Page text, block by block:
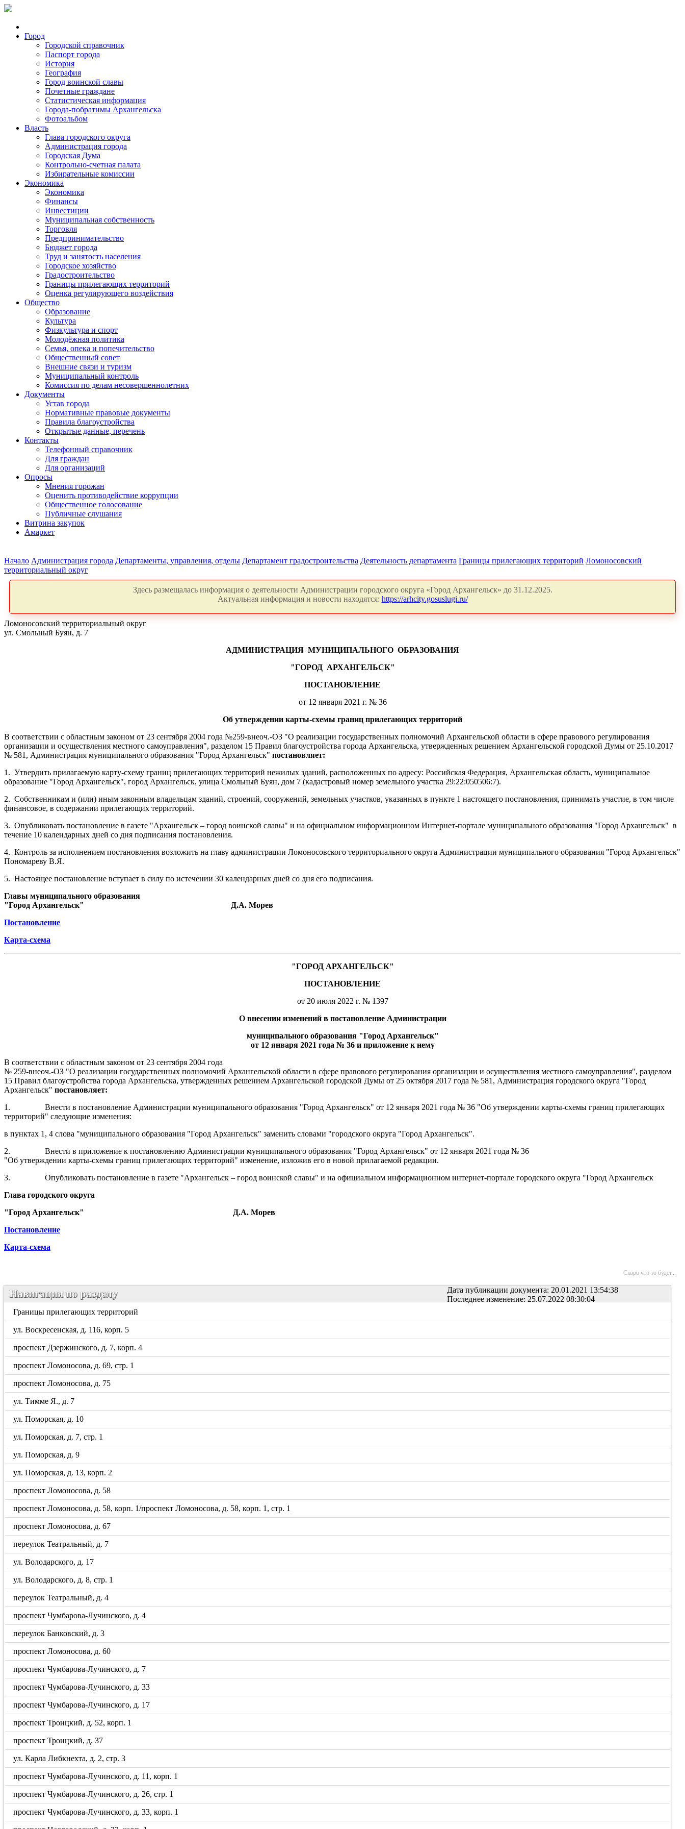
Город
Городской справочник
Паспорт города
История
География
Город воинской славы
Почетные граждане
Статистическая информация
Города-побратимы Архангельска
Фотоальбом
Власть
Глава городского округа
Администрация города
Городская Дума
Контрольно-счетная палата
Избирательные комиссии
Экономика
Экономика
Финансы
Инвестиции
Муниципальная собственность
Торговля
Предпринимательство
Бюджет города
Труд и занятость населения
Городское хозяйство
Градостроительство
Границы прилегающих территорий
Оценка регулирующего воздействия
Общество
Образование
Культура
Физкультура и спорт
Молодёжная политика
Семья, опека и попечительство
Общественный совет
Внешние связи и туризм
Муниципальный контроль
Комиссия по делам несовершеннолетних
Документы
Устав города
Нормативные правовые документы
Правила благоустройства
Открытые данные, перечень
Контакты
Телефонный справочник
Для граждан
Для организаций
Опросы
Мнения горожан
Оценить противодействие коррупции
Общественное голосование
Публичные слушания
Витрина закупок
Амаркет
Начало Администрация города Департаменты, управления, отделы Департамент градостроительства Деятельность департамента Границы прилегающих территорий Ломоносовский
территориальный округ
Здесь размещалась информация о деятельности Администрации городского округа «Город Архангельск» до 31.12.2025.
Актуальная информация и новости находятся: https://arhcity.gosuslugi.ru/
Ломоносовский территориальный округ
ул. Смольный Буян, д. 7
АДМИНИСТРАЦИЯ МУНИЦИПАЛЬНОГО ОБРАЗОВАНИЯ
"ГОРОД АРХАНГЕЛЬСК"
ПОСТАНОВЛЕНИЕ
от 12 января 2021 г. № 36
Об утверждении карты-схемы границ прилегающих территорий
В соответствии с областным законом от 23 сентября 2004 года №259-внеоч.-ОЗ "О реализации государственных полномочий Архангельской области в сфере правового регулирования
организации и осуществления местного самоуправления", разделом 15 Правил благоустройства города Архангельска, утвержденных решением Архангельской городской Думы от 25.10.2017
№ 581, Администрация муниципального образования "Город Архангельск" постановляет:
1. Утвердить прилагаемую карту-схему границ прилегающих территорий нежилых зданий, расположенных по адресу: Российская Федерация, Архангельская область, муниципальное
образование "Город Архангельск", город Архангельск, улица Смольный Буян, дом 7 (кадастровый номер земельного участка 29:22:050506:7).
2. Собственникам и (или) иным законным владельцам зданий, строений, сооружений, земельных участков, указанных в пункте 1 настоящего постановления, принимать участие, в том числе
финансовое, в содержании прилегающих территорий.
3. Опубликовать постановление в газете "Архангельск – город воинской славы" и на официальном информационном Интернет-портале муниципального образования "Город Архангельск" в
течение 10 календарных дней со дня подписания постановления.
4. Контроль за исполнением постановления возложить на главу администрации Ломоносовского территориального округа Администрации муниципального образования "Город Архангельск"
Пономареву В.Я.
5. Настоящее постановление вступает в силу по истечении 30 календарных дней со дня его подписания.
Главы муниципального образования
"Город Архангельск"
Д.А. Морев
Постановление
Карта-схема
"ГОРОД АРХАНГЕЛЬСК"
ПОСТАНОВЛЕНИЕ
от 20 июля 2022 г. № 1397
О внесении изменений в постановление Администрации
муниципального образования "Город Архангельск"
от 12 января 2021 года № 36 и приложение к нему
В соответствии с областным законом от 23 сентября 2004 года
№ 259-внеоч.-ОЗ "О реализации государственных полномочий Архангельской области в сфере правового регулирования организации и осуществления местного самоуправления", разделом
15 Правил благоустройства города Архангельска, утвержденных решением Архангельской городской Думы от 25 октября 2017 года № 581, Администрация городского округа "Город
Архангельск" постановляет:
1.
Внести в постановление Администрации муниципального образования "Город Архангельск" от 12 января 2021 года № 36 "Об утверждении карты-схемы границ прилегающих
территорий" следующие изменения:
в пунктах 1, 4 слова "муниципального образования "Город Архангельск" заменить словами "городского округа "Город Архангельск".
2.
Внести в приложение к постановлению Администрации муниципального образования "Город Архангельск" от 12 января 2021 года № 36
"Об утверждении карты-схемы границ прилегающих территорий" изменение, изложив его в новой прилагаемой редакции.
3.
Опубликовать постановление в газете "Архангельск – город воинской славы" и на официальном информационном интернет-портале городского округа "Город Архангельск
Глава городского округа
"Город Архангельск"
Д.А. Морев
Постановление
Карта-схема
Скоро что то будет...
Дата публикации документа: 20.01.2021 13:54:38
Последнее изменение: 25.07.2022 08:30:04
Навигация по разделу
Границы прилегающих территорий
ул. Воскресенская, д. 116, корп. 5
проспект Дзержинского, д. 7, корп. 4
проспект Ломоносова, д. 69, стр. 1
проспект Ломоносова, д. 75
ул. Тимме Я., д. 7
ул. Поморская, д. 10
ул. Поморская, д. 7, стр. 1
ул. Поморская, д. 9
ул. Поморская, д. 13, корп. 2
проспект Ломоносова, д. 58
проспект Ломоносова, д. 58, корп. 1/проспект Ломоносова, д. 58, корп. 1, стр. 1
проспект Ломоносова, д. 67
переулок Театральный, д. 7
ул. Володарского, д. 17
ул. Володарского, д. 8, стр. 1
переулок Театральный, д. 4
проспект Чумбарова-Лучинского, д. 4
переулок Банковский, д. 3
проспект Ломоносова, д. 60
проспект Чумбарова-Лучинского, д. 7
проспект Чумбарова-Лучинского, д. 33
проспект Чумбарова-Лучинского, д. 17
проспект Троицкий, д. 52, корп. 1
проспект Троицкий, д. 37
ул. Карла Либкнехта, д. 2, стр. 3
проспект Чумбарова-Лучинского, д. 11, корп. 1
проспект Чумбарова-Лучинского, д. 26, стр. 1
проспект Чумбарова-Лучинского, д. 33, корп. 1